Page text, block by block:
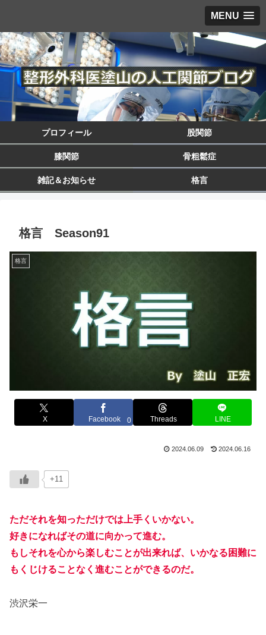
MENU
プロフィール 股関節
膝関節 骨粗鬆症
雑記＆お知らせ 格言
格言 Season91
格言
X Facebook 0 Threads LINE
2024.06.09 2024.06.16
+11
ただそれを知っただけでは上手くいかない。
好きになればその道に向かって進む。
もしそれを心から楽しむことが出来れば、いかなる困難に
もくじけることなく進むことができるのだ。
渋沢栄一